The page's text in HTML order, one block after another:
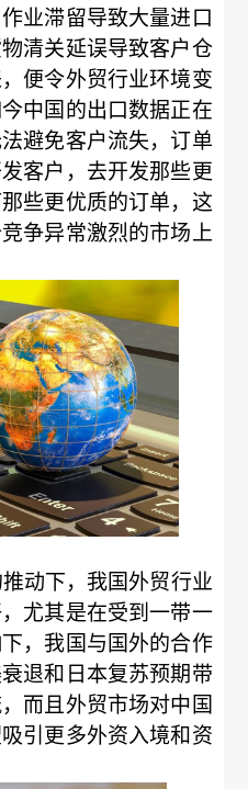
业滞留导致大量进口
清关延误导致客户仓
便令外贸行业环境变
中国的出口数据正在
避免客户流失，订单
客户，去开发那些更
些更优质的订单，这
争异常激烈的市场上
动下，我国外贸行业
尤其是在受到一带一
，我国与国外的合作
退和日本复苏预期带
而且外贸市场对中国
引更多外资入境和资